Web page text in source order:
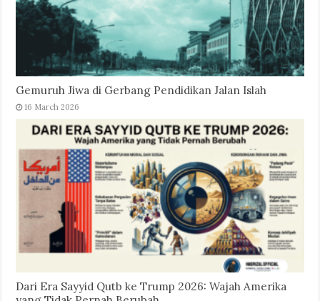
Gemuruh Jiwa di Gerbang Pendidikan Jalan Islah
16 March 2026
Dari Era Sayyid Qutb ke Trump 2026: Wajah Amerika